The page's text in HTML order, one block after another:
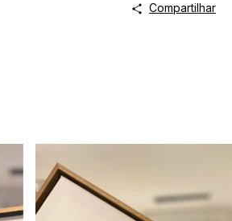
Compartilhar